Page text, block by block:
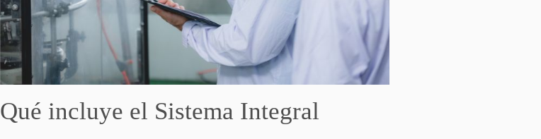
Qué incluye el Sistema Integral